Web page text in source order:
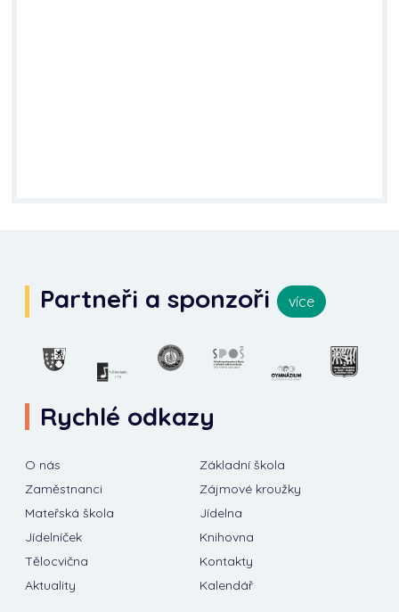
Partneři a sponzoři více
Rychlé odkazy
O nás
Základní škola
Zaměstnanci
Zájmové kroužky
Mateřská škola
Jídelna
Jídelníček
Knihovna
Tělocvična
Kontakty
Aktuality
Kalendář